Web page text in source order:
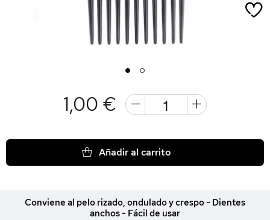
1 2
1,00 €
Añadir al carrito
Conviene al pelo rizado, ondulado y crespo - Dientes
anchos - Fácil de usar